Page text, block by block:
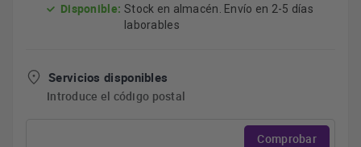
Disponible: Stock en almacén. Envío en 2-5 días
laborables
Servicios disponibles
Introduce el código postal
Comprobar